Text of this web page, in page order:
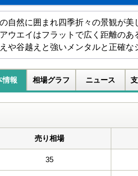
自然に囲まれ四季折々の景観が美
ウエイはフラットで広く距離のあ
や谷越えと強いメンタルと正確な
情報 相場グラフ ニュース
売り相場
35